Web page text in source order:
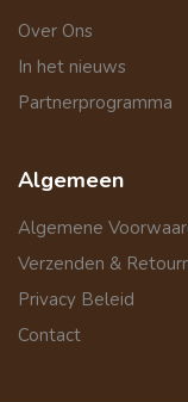
Over Ons
In het nieuws
Partnerprogramma
Algemeen
Algemene
Verzenden &
Privacy Beleid
Contact